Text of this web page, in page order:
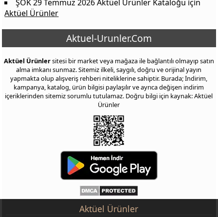
ŞOK 29 Temmuz 2026 Aktüel Ürünler Kataloğu için
Aktüel Ürünler
Aktuel-Urunler.Com
Aktüel Ürünlersitesi bir market veya mağaza ile bağlantılı olmayıp satın
alma imkanı sunmaz. Sitemiz ilkeli, saygılı, doğru ve orijinal yayın
yapmakta olup alışveriş rehberi niteliklerine sahiptir. Burada; İndirim,
kampanya, katalog, ürün bilgisi paylaşılır ve ayrıca değişen indirim
içeriklerinden sitemiz sorumlu tutulamaz. Doğru bilgi için kaynak: Aktüel
Ürünler
Aktüel Ürünler